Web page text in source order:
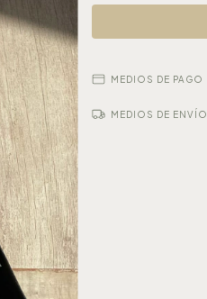
MEDIOS DE PAGO
MEDIOS DE ENVÍO